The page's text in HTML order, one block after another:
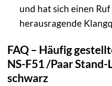
und hat sich einen
herausragende
FAQ – Häufig
NS-F51 /Paar
schwarz